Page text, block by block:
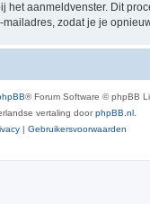
aanmeldvenster. Dit
zodat je je
® Forum Software © phpBB
vertaling doorphpBB.nl
| Gebruikersvoorwaarden